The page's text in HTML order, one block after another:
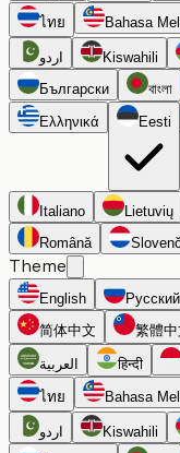
ไทย
Bahasa
اردو Kiswahili
Български
বাংলা
Ελληνικά
Eesti
Italiano Lietuvių
Română
Theme
English Русский
简体中文
繁體中
العربية हिन्दी
ไทย
Bahasa
اردو Kiswahili